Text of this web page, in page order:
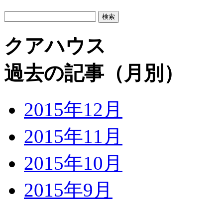
クアハウス
過去の記事（月別）
2015年12月
2015年11月
2015年10月
2015年9月